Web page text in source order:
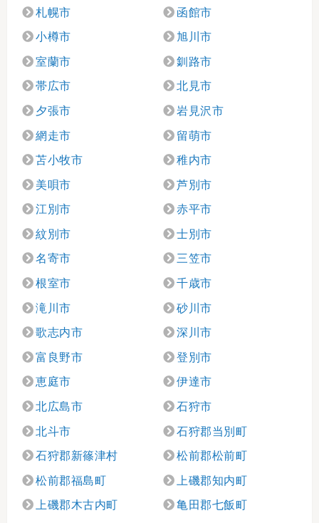
札幌市 函館市
小樽市 旭川市
室蘭市 釧路市
帯広市 北見市
夕張市 岩見沢市
網走市 留萌市
苫小牧市 稚内市
美唄市 芦別市
江別市 赤平市
紋別市 士別市
名寄市 三笠市
根室市 千歳市
滝川市 砂川市
歌志内市 深川市
富良野市 登別市
恵庭市 伊達市
北広島市 石狩市
北斗市 石狩郡当別町
石狩郡新篠津村 松前郡松前町
松前郡福島町 上磯郡知内町
上磯郡木古内町 亀田郡七飯町